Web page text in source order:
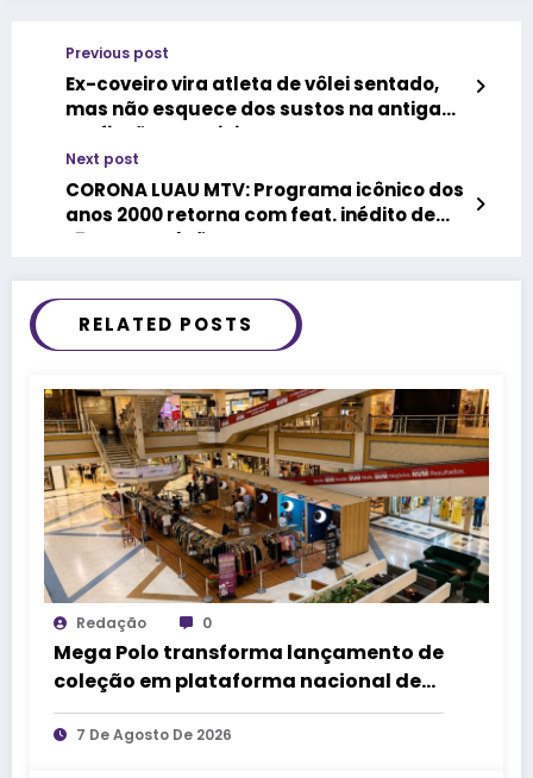
Previous post
Ex-coveiro vira atleta de vôlei sentado,
mas não esquece dos sustos na antiga
profissão: ‘Era sinistro’
Next post
CORONA LUAU MTV: Programa icônico dos
anos 2000 retorna com feat. inédito de
L7nnon e Falcão
RELATED POSTS
Redação 0
Mega Polo transforma lançamento de
coleção em plataforma nacional de
negócios e projeta crescimento de
mais de 15%
7 De Agosto De 2026